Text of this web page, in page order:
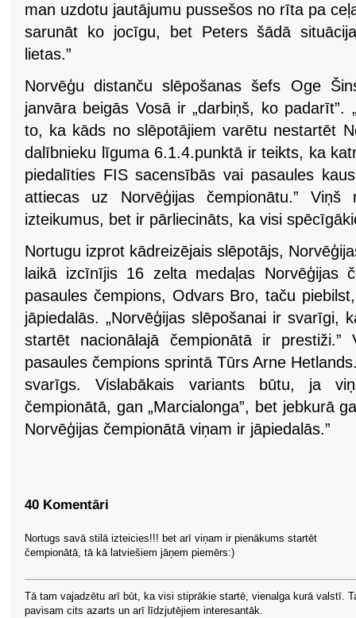
man uzdotu jautājumu pussešos no rīta pa
sarunāt ko jocīgu, bet Peters šādā
lietas.”
Norvēģu distanču slēpošanas šefs Oge
janvāra beigās Vosā ir „darbiņš, ko padarīt”.
to, ka kāds no slēpotājiem varētu nestartēt
dalībnieku līguma 6.1.4.punktā ir teikts, ka
piedalīties FIS sacensībās vai pasaules
attiecas uz Norvēģijas čempionātu.” Viņš
izteikumus, bet ir pārliecināts, ka visi
Nortugu izprot kādreizējais slēpotājs,
laikā izcīnījis 16 zelta medaļas Norvēģijas
pasaules čempions, Odvars Bro, taču
jāpiedalās. „Norvēģijas slēpošanai ir svarīgi,
startēt nacionālajā čempionātā ir prestiži.”
pasaules čempions sprintā Tūrs Arne
svarīgs. Vislabākais variants būtu, ja
čempionātā, gan „Marcialonga”, bet jebkurā
Norvēģijas čempionātā viņam ir jāpiedalās.”
40 Komentāri
Nortugs savā stilā izteicies!!! bet arī viņam ir pienākums startēt
čempionātā, tā kā latviešiem jāņem piemērs:)
Tā tam vajadzētu arī būt, ka visi stiprākie startē, vienalga kurā valstī.
pavisam cits azarts un arī līdzjutējiem interesantāk.